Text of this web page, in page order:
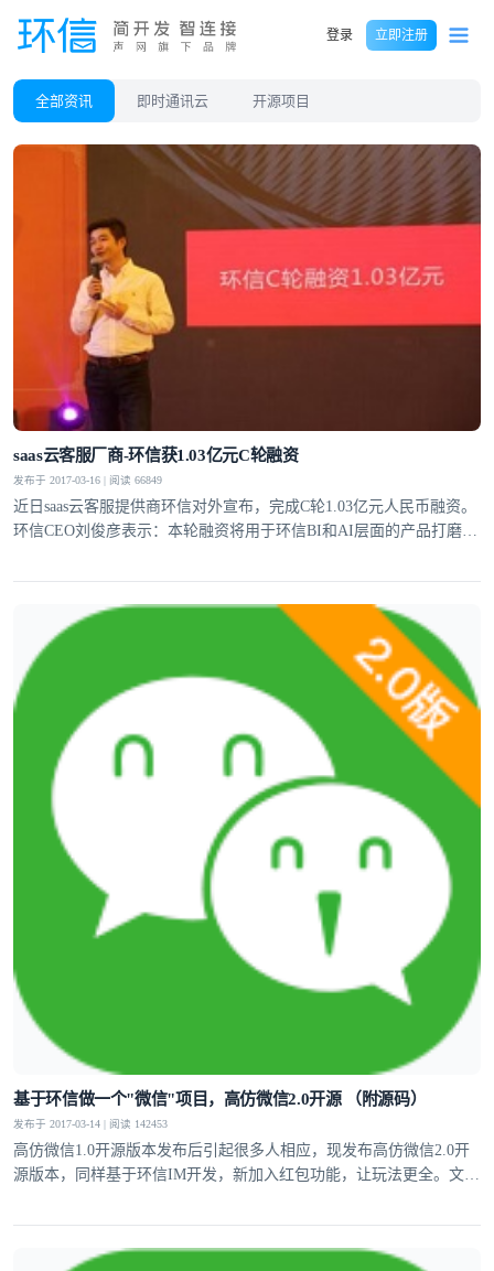
登录 立即注册
全部资讯 即时通讯云 开源项目
saas云客服厂商-环信获1.03亿元C轮融资
发布于 2017-03-16 | 阅读 66849
近日saas云客服提供商环信对外宣布，完成C轮1.03亿元人民币融资。
环信CEO刘俊彦表示：本轮融资将用于环信BI和AI层面的产品打磨，
基于环信做一个"微信"项目，高仿微信2.0开源 （附源码）
发布于 2017-03-14 | 阅读 142453
高仿微信1.0开源版本发布后引起很多人相应，现发布高仿微信2.0开
源版本，同样基于环信IM开发，新加入红包功能，让玩法更全。文章